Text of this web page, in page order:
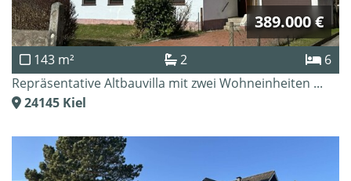
389.000 €
143 m² 2
6
Repräsentative Altbauvilla mit zwei Wohneinheiten ...
24145 Kiel